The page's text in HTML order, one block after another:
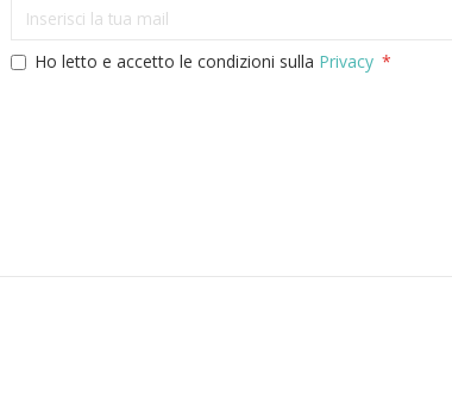
Ho letto e accetto le condizioni sulla Privacy